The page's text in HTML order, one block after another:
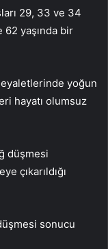
29, 33 ve 34
yaşında bir
yoğun
hayatı olumsuz
düşmesi
çıkarıldığı
sonucu